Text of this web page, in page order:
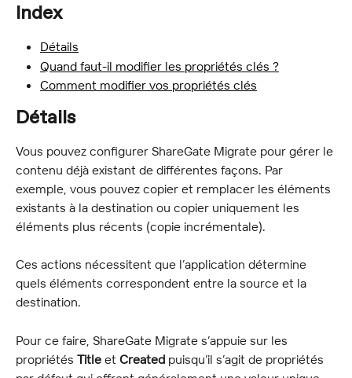
Index
Détails
Quand faut-il modifier les propriétés clés ?
Comment modifier vos propriétés clés
Détails
Vous pouvez configurer ShareGate Migrate pour gérer le
contenu déjà existant de différentes façons. Par
exemple, vous pouvez copier et remplacer les éléments
existants à la destination ou copier uniquement les
éléments plus récents (copie incrémentale).
Ces actions nécessitent que l’application détermine
quels éléments correspondent entre la source et la
destination.
Pour ce faire, ShareGate Migrate s’appuie sur les
propriétés Title et Created puisqu’il s’agit de propriétés